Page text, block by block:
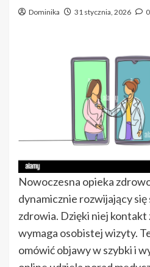
Dominika 31 stycznia, 2026 0
Nowoczesna opieka
dynamicznie rozwijający
zdrowia. Dzięki niej kontakt
wymaga osobistej wizyty.
omówić objawy w szybki i